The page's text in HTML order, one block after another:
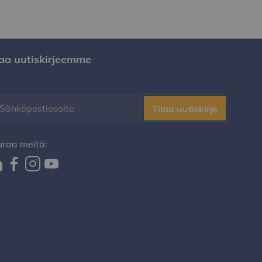
uutiskirjeemme
Tilaa uutiskirje
meitä: